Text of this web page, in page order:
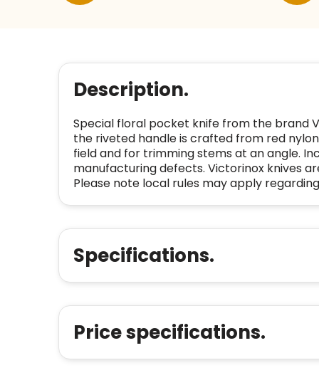
Description.
Special floral pocket knife from the brand
the riveted handle is crafted from red
field and for trimming stems at an angle.
manufacturing defects. Victorinox knives
Please note local rules may apply
Specifications.
Price specifications.